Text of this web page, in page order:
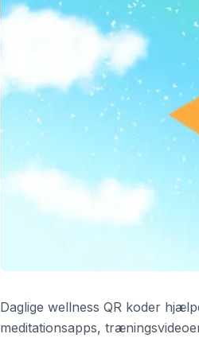
Daglige wellness QR koder
meditationsapps,